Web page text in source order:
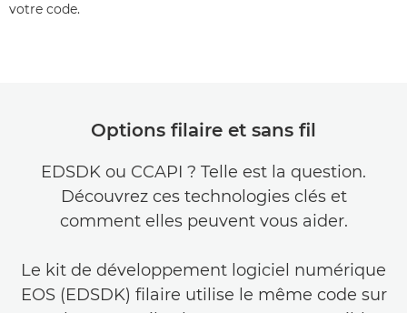
votre code.
Options filaire et sans fil
EDSDK ou CCAPI ? Telle est la question.
Découvrez ces technologies clés et
comment elles peuvent vous aider.
Le kit de développement logiciel numérique
EOS (EDSDK) filaire utilise le même code sur